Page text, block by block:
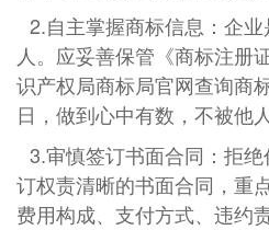
2.自主掌握商标信息：企
人。应妥善保管《商标注册
识产权局商标局官网查询商
日，做到心中有数，不被他人
3.审慎签订书面合同：拒
订权责清晰的书面合同，重
费用构成、支付方式、违约